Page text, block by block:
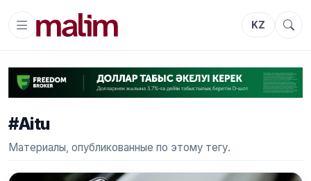
KZ
#Aitu
Материалы, опубликованные по этому тегу.